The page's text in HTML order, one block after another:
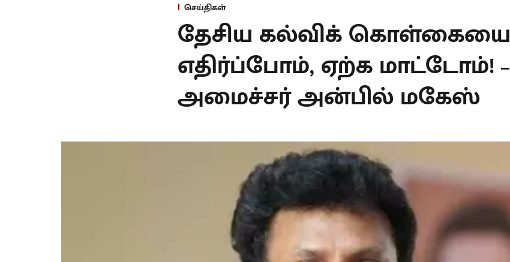
செய்திகள்
தேசிய கல்விக் கொள்கையை
எதிர்ப்போம், ஏற்க மாட்டோம்! –
அமைச்சர் அன்பில் மகேஸ்